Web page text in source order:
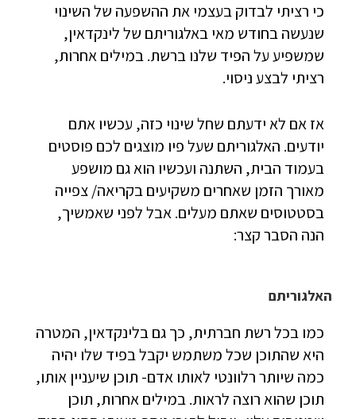
כי רציתי לבדוק בעצמי את ההשפעה של השינוי
שנעשה בחודש מאי באלגוריתם של לינקדאין,
שמשפיע על הפיד שלנו ברשת. במילים אחרות,
רציתי לבצע ניסוי.
אז אם לא ידעתם שחל שינוי כזה, עכשיו אתם
יודעים. האלגוריתם שעל פיו מוצגים לכם פוסטים
בעמוד הבית, השתנה ועכשיו הוא גם מושפע
מאורך הזמן שאחרים משקיעים בקריאה/ צפייה
בסטטוסים שאתם מעלים. אבל לפני שאמשיך,
הנה הסבר קצר:
האלגוריתם
כמו בכל רשת חברתית, כך גם בלינקדאין, המטרה
היא שהתוכן שכל משתמש יקבל בפיד שלו יהיה
כמה שיותר רלוונטי לאותו אדם- תוכן שיעניין אותו,
תוכן שהוא רוצה לראות. במילים אחרות, תוכן